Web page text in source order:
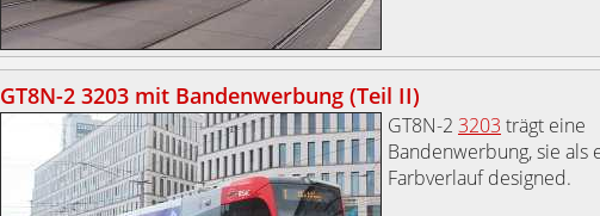
GT8N-2 3203 mit Bandenwerbung (Teil II)
GT8N-2 3203 trägt eine
Bandenwerbung, sie als
Farbverlauf designed.